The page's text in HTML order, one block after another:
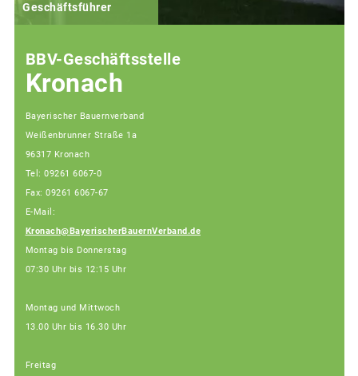
Geschäftsführer
BBV-Geschäftsstelle
Kronach
Bayerischer Bauernverband
Weißenbrunner Straße 1a
96317 Kronach
Tel: 09261 6067-0
Fax: 09261 6067-67
E-Mail:
Kronach@BayerischerBauernVerband.de
Montag bis Donnerstag
07:30 Uhr bis 12:15 Uhr
Montag und Mittwoch
13.00 Uhr bis 16.30 Uhr
Freitag